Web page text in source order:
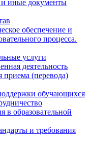
иные документы
обеспечение и
процесса.
услуги
деятельность
приема (перевода)
обучающихся
в образовательной
и требования